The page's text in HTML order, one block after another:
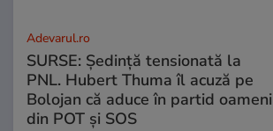
Adevarul.ro
SURSE: Ședință tensionată la
PNL. Hubert Thuma îl acuză pe
Bolojan că aduce în partid oameni
din POT și SOS